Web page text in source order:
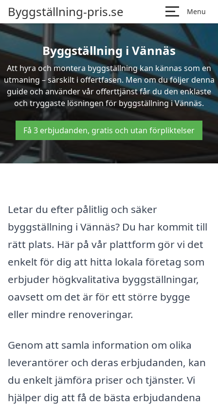
Byggställning-pris.se Menu
Byggställning i Vännäs
Att hyra och montera byggställning kan kännas som en
utmaning – särskilt i offertfasen. Men om du följer denna
guide och använder vår offerttjänst får du den enklaste
och tryggaste lösningen för byggställning i Vännäs.
Få 3 erbjudanden, gratis och utan förpliktelser
Letar du efter pålitlig och säker
byggställning i Vännäs? Du har kommit till
rätt plats. Här på vår plattform gör vi det
enkelt för dig att hitta lokala företag som
erbjuder högkvalitativa byggställningar,
oavsett om det är för ett större bygge
eller mindre renoveringar.
Genom att samla information om olika
leverantörer och deras erbjudanden, kan
du enkelt jämföra priser och tjänster. Vi
hjälper dig att få de bästa erbjudandena